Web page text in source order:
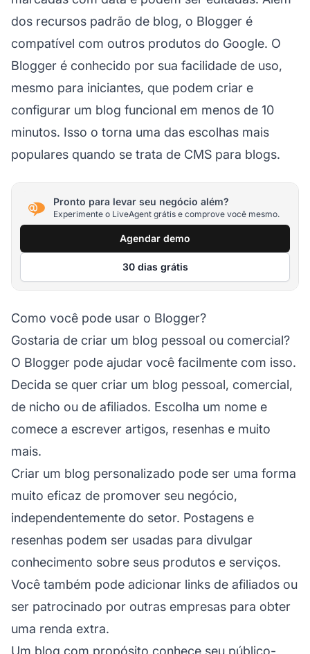
dos recursos padrão de blog, o Blogger é
compatível com outros produtos do Google. O
Blogger é conhecido por sua facilidade de uso,
mesmo para iniciantes, que podem criar e
configurar um blog funcional em menos de 10
minutos. Isso o torna uma das escolhas mais
populares quando se trata de CMS para blogs.
Pronto para levar seu negócio além?
Experimente o LiveAgent grátis e comprove você mesmo.
Agendar demo
30 dias grátis
Como você pode usar o Blogger?
Gostaria de criar um blog pessoal ou comercial?
O Blogger pode ajudar você facilmente com isso.
Decida se quer criar um blog pessoal, comercial,
de nicho ou de afiliados. Escolha um nome e
comece a escrever artigos, resenhas e muito
mais.
Criar um blog personalizado pode ser uma forma
muito eficaz de promover seu negócio,
independentemente do setor. Postagens e
resenhas podem ser usadas para divulgar
conhecimento sobre seus produtos e serviços.
Você também pode adicionar links de afiliados ou
ser patrocinado por outras empresas para obter
uma renda extra.
Um blog com propósito conhece seu público-